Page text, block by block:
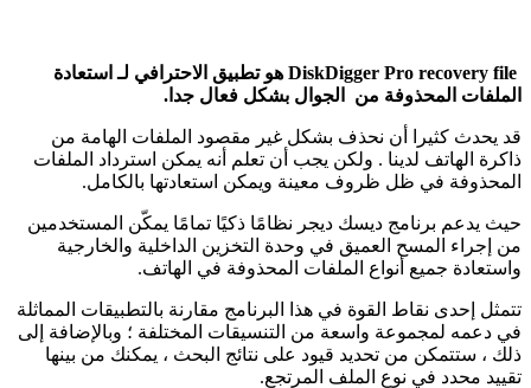
DiskDigger Pro recovery file هو تطبيق الاحترافي لـ استعادة
الملفات المحذوفة من الجوال بشكل فعال جدا.
قد يحدث كثيرا أن نحذف بشكل غير مقصود الملفات الهامة من
ذاكرة الهاتف لدينا . ولكن يجب أن تعلم أنه يمكن استرداد الملفات
المحذوفة في ظل ظروف معينة ويمكن استعادتها بالكامل.
حيث يدعم برنامج ديسك ديجر نظامًا ذكيًا تمامًا يمكّن المستخدمين
من إجراء المسح العميق في وحدة التخزين الداخلية والخارجية
واستعادة جميع أنواع الملفات المحذوفة في الهاتف.
تتمثل إحدى نقاط القوة في هذا البرنامج مقارنة بالتطبيقات المماثلة
في دعمه لمجموعة واسعة من التنسيقات المختلفة ؛ وبالإضافة إلى
ذلك ، ستتمكن من تحديد قيود على نتائج البحث ، يمكنك من بينها
تقييد محدد في نوع الملف المرتجع.